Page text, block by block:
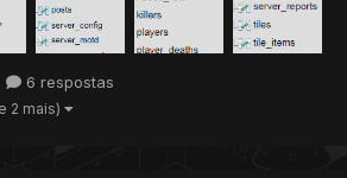
6 respostas
2 mais)